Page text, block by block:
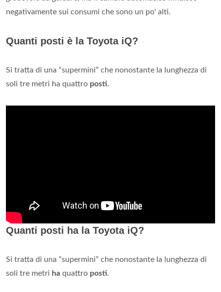
negativamente sui consumi che sono un po' alti.
Quanti posti è la Toyota iQ?
Si tratta di una “supermini” che nonostante la lunghezza di
soli tre metri ha quattro posti.
Quanti posti ha la Toyota iQ?
Si tratta di una “supermini” che nonostante la lunghezza di
soli tre metri ha quattro posti.